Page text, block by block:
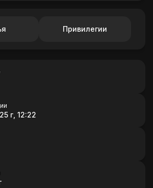
Привилегии
г, 12:22